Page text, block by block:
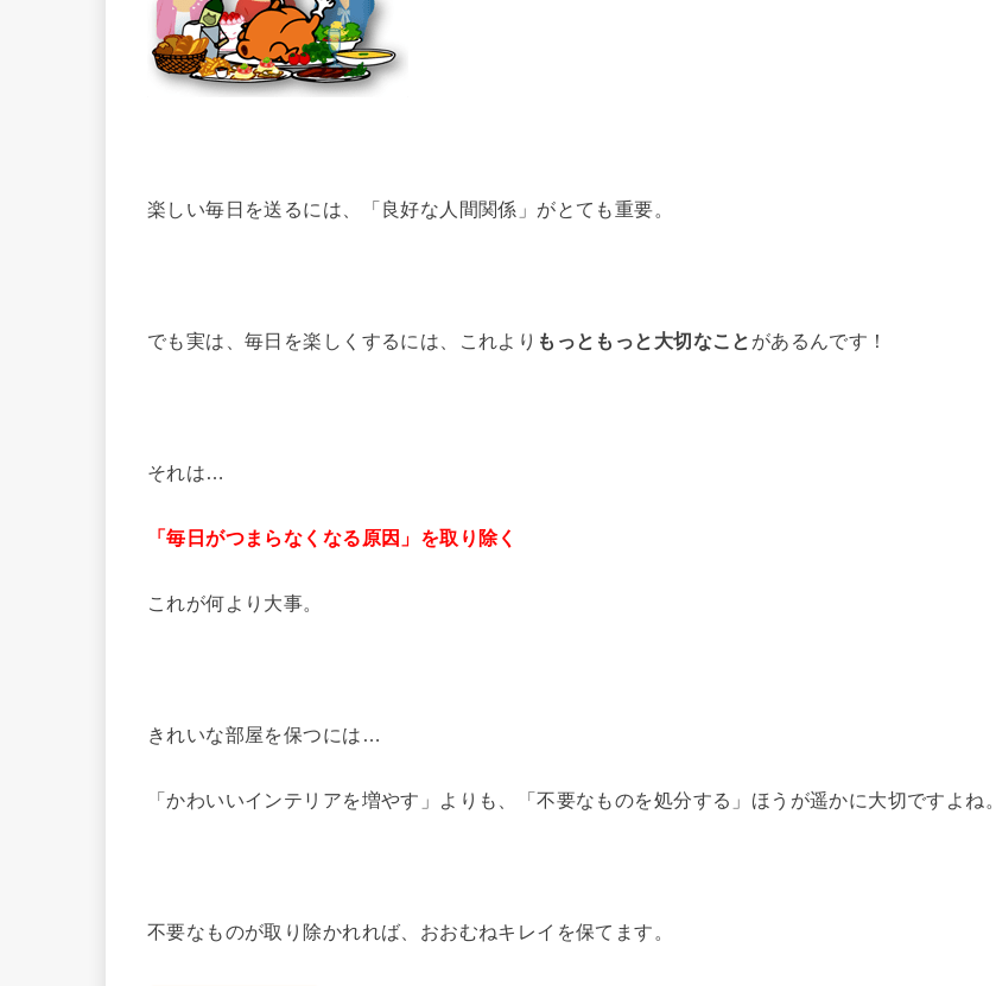
楽しい毎日を送るには、「良好な人間関係」がとても重要。
でも実は、毎日を楽しくするには、これより もっともっと大切なこと があるんです！
それは…
「毎日がつまらなくなる原因」を取り除く
これが何より大事。
きれいな部屋を保つには…
「かわいいインテリアを増やす」よりも、「不要なものを処分する」ほうが遥かに大切ですよね。
不要なものが取り除かれれば、おおむねキレイを保てます。